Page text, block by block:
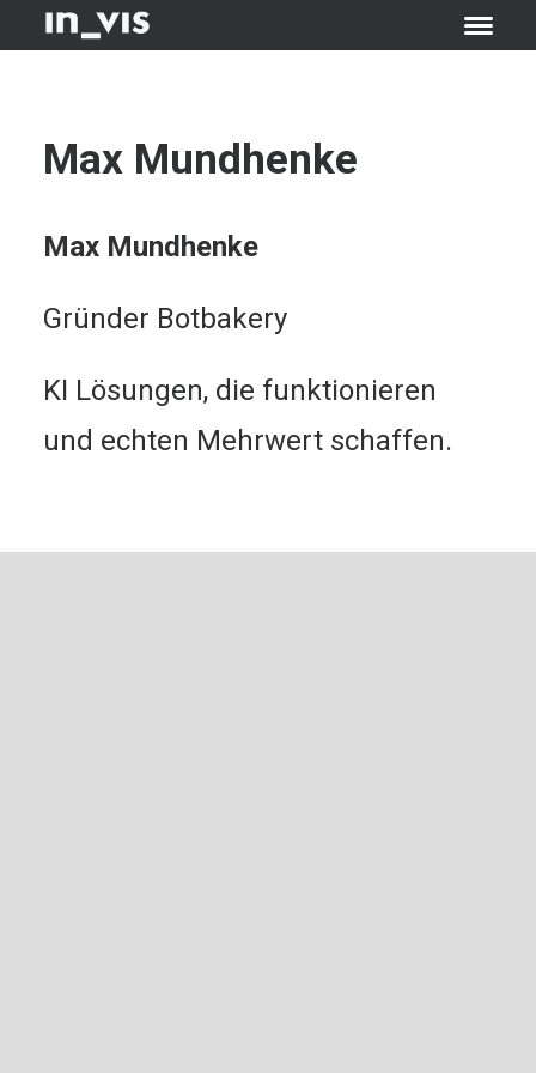
Max Mundhenke
Max Mundhenke
Gründer Botbakery
KI Lösungen, die funktionieren
und echten Mehrwert schaffen.